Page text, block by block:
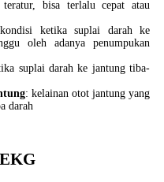
bisa terlalu cepat atau
ketika suplai darah ke
oleh adanya penumpukan
suplai darah ke jantung tiba-
: kelainan otot jantung yang
darah